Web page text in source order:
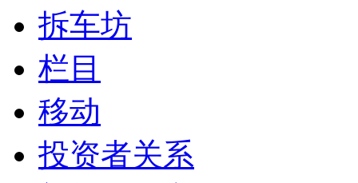
拆车坊
栏目
移动
投资者关系